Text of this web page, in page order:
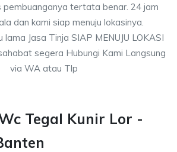
pembuanganya tertata benar. 24 jam
dan kami siap menuju lokasinya.
Jasa Tinja SIAP MENUJU LOKASI
segera Hubungi Kami Langsung
via WA atau Tlp
Tegal Kunir Lor -